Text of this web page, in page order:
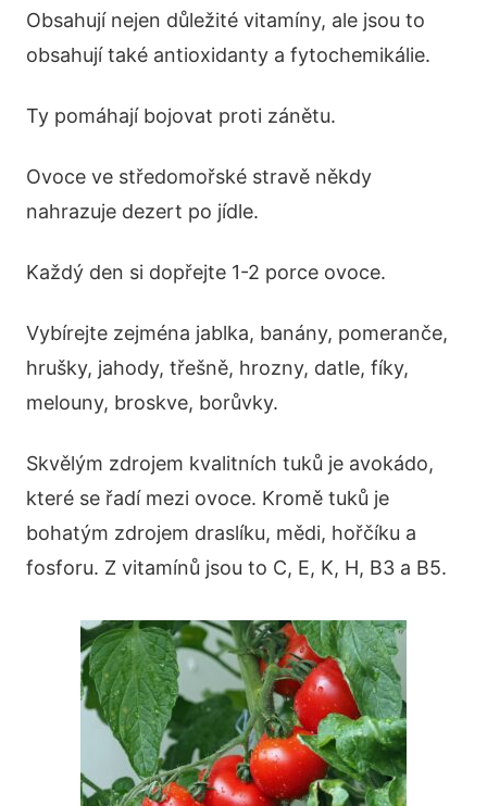
Obsahují nejen důležité vitamíny, ale jsou to
obsahují také antioxidanty a fytochemikálie.
Ty pomáhají bojovat proti zánětu.
Ovoce ve středomořské stravě někdy
nahrazuje dezert po jídle.
Každý den si dopřejte 1-2 porce ovoce.
Vybírejte zejména jablka, banány, pomeranče,
hrušky, jahody, třešně, hrozny, datle, fíky,
melouny, broskve, borůvky.
Skvělým zdrojem kvalitních tuků je avokádo,
které se řadí mezi ovoce. Kromě tuků je
bohatým zdrojem draslíku, mědi, hořčíku a
fosforu. Z vitamínů jsou to C, E, K, H, B3 a B5.